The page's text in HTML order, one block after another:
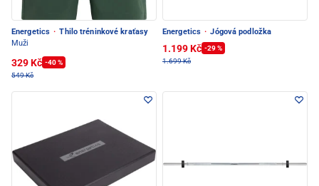
Energetics · Thilo tréninkové kraťasy
Muži
329 Kč -40 %
549 Kč
Energetics · Jógová podložka
1.199 Kč -29 %
1.699 Kč